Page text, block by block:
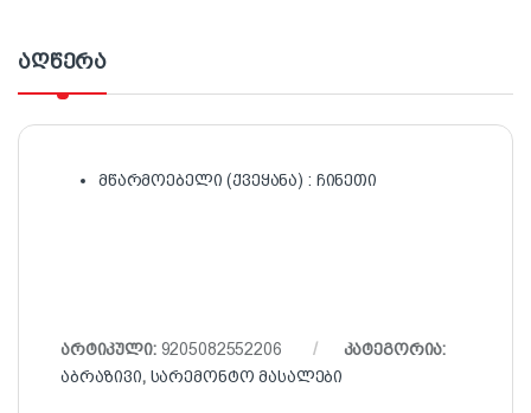
აღწერა
მწარმოებელი (ქვეყანა) : ჩინეთი
არტიკული: 9205082552206
კატეგორია:
აბრაზივი, სარემონტო მასალები